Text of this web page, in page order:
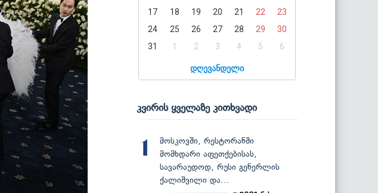
17
18 19 20 21 22
23
24
25 26 27 28 29
30
31
1 2 3 4 5 6
დღევანდელი
კვირის ყველაზე კითხვადი
1
მოსკოვში, რესტორანში
მომხდარი აფეთქებისას,
სავარაუდოდ, რუსი გენერლის
ქალიშვილი და...